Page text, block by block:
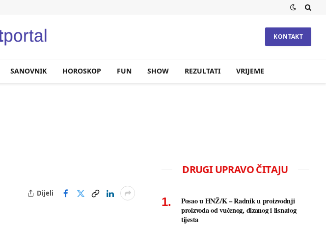
KONTAKT
SANOVNIK HOROSKOP FUN SHOW REZULTATI VRIJEME
Dijeli
DRUGI UPRAVO ČITAJU
Posao u HNŽ/K – Radnik u proizvodnji
proizvoda od vučenog, dizanog i lisnatog
tijesta